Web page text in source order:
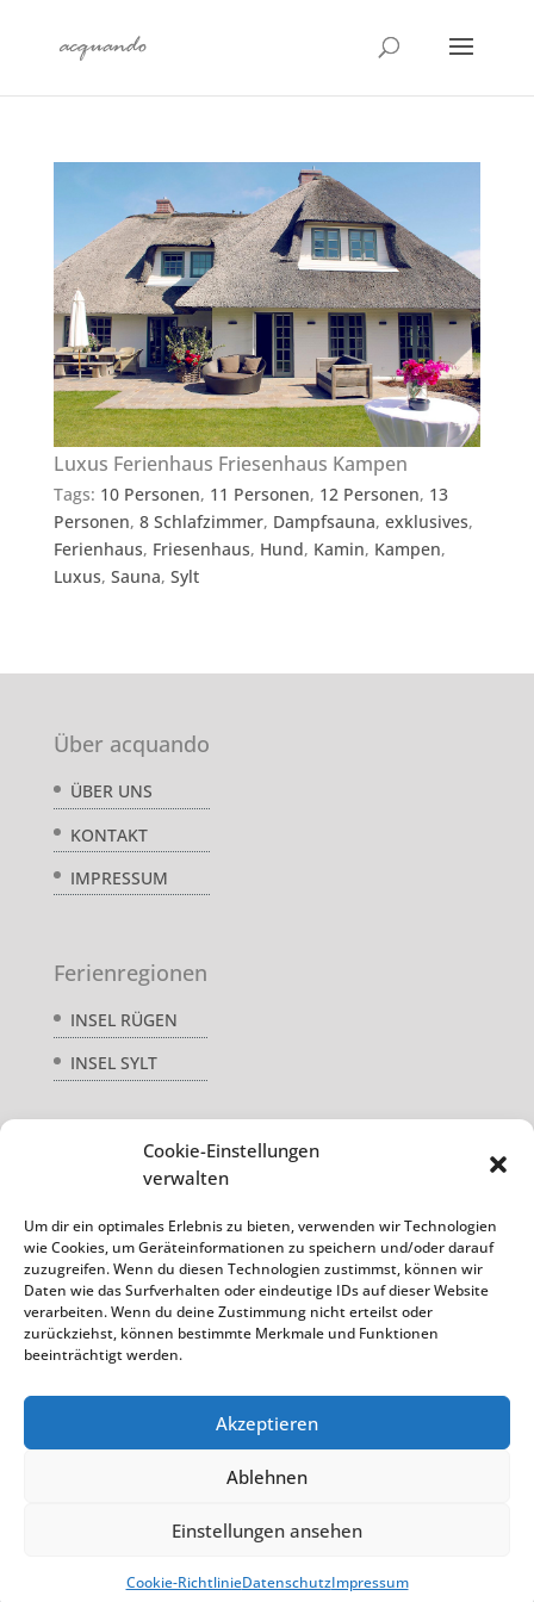
Cookie-Einstellungen
verwalten
Um dir ein optimales Erlebnis zu bieten, verwenden wir Technologien
wie Cookies, um Geräteinformationen zu speichern und/oder darauf
zuzugreifen. Wenn du diesen Technologien zustimmst, können wir
Daten wie das Surfverhalten oder eindeutige IDs auf dieser Website
verarbeiten. Wenn du deine Zustimmung nicht erteilst oder
zurückziehst, können bestimmte Merkmale und Funktionen
beeinträchtigt werden.
Akzeptieren
Ablehnen
Einstellungen ansehen
Cookie-RichtlinieDatenschutzImpressum
Luxus Ferienhaus Friesenhaus Kampen
Tags: 10 Personen, 11 Personen, 12 Personen, 13
Personen, 8 Schlafzimmer, Dampfsauna, exklusives,
Ferienhaus, Friesenhaus, Hund, Kamin, Kampen,
Luxus, Sauna, Sylt
Über acquando
ÜBER UNS
KONTAKT
IMPRESSUM
Ferienregionen
INSEL RÜGEN
INSEL SYLT
DATENSCHUTZ
REISEVERSICHERUNG